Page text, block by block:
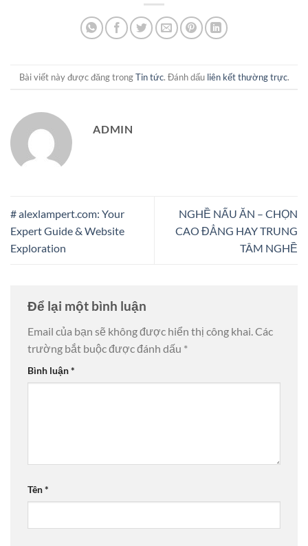
Bài viết này được đăng trongTin tức. Đánh dấu liên kết thường trực.
ADMIN
# alexlampert.com: Your
Expert Guide & Website
Exploration
NGHỀ NẤU ĂN – CHỌN
CAO ĐẲNG HAY TRUNG
TÂM NGHỀ
Để lại một bình luận
Email của bạn sẽ không được hiển thị công khai.Các
trường bắt buộc được đánh dấu *
Bình luận*
Tên*